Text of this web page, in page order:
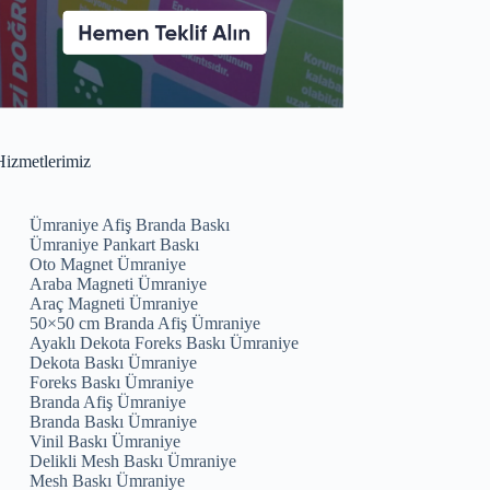
Ümraniye Afiş Branda Baskı
Ümraniye Pankart Baskı
Oto Magnet Ümraniye
Araba Magneti Ümraniye
Araç Magneti Ümraniye
50×50 cm Branda Afiş Ümraniye
Ayaklı Dekota Foreks Baskı Ümraniye
Dekota Baskı Ümraniye
Foreks Baskı Ümraniye
Branda Afiş Ümraniye
Branda Baskı Ümraniye
Vinil Baskı Ümraniye
Delikli Mesh Baskı Ümraniye
Mesh Baskı Ümraniye